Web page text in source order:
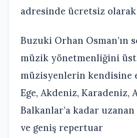
adresinde ücretsiz olarak
Buzuki Orhan Osman’ın
müzik yönetmenliğini
müzisyenlerin kendisine
Ege, Akdeniz, Karadeniz,
Balkanlar’a kadar
ve geniş repertuar